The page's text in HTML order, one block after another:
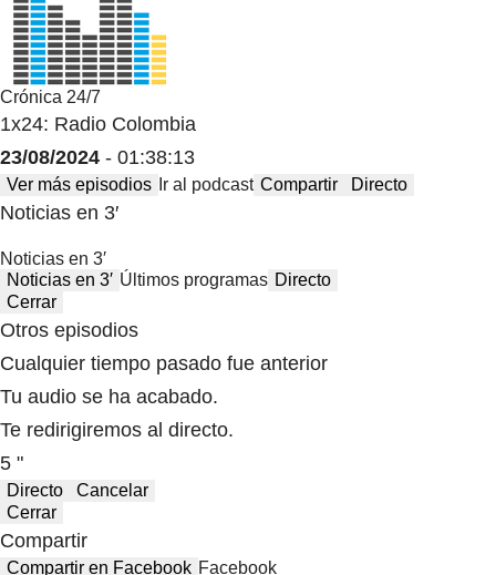
Crónica 24/7
1x24: Radio Colombia
23/08/2024 - 01:38:13
Ver más episodios Ir al podcast Compartir Directo
Noticias en 3′
Noticias en 3′
Noticias en 3′ Últimos programas Directo
Cerrar
Otros episodios
Cualquier tiempo pasado fue anterior
Tu audio se ha acabado.
Te redirigiremos al directo.
5 "
Directo
Cancelar
Cerrar
Compartir
Compartir en Facebook Facebook